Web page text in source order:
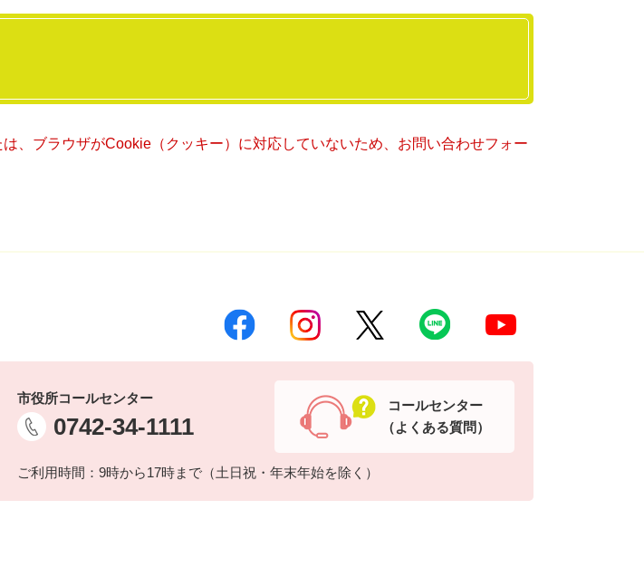
、ブラウザがCookie（クッキー）に対応していないため、お問い合わせフォー
市役所コールセンター
0742-34-1111
ご利用時間：9時から17時まで（土日祝・年末年始を除く）
コールセンター
（よくある質問）